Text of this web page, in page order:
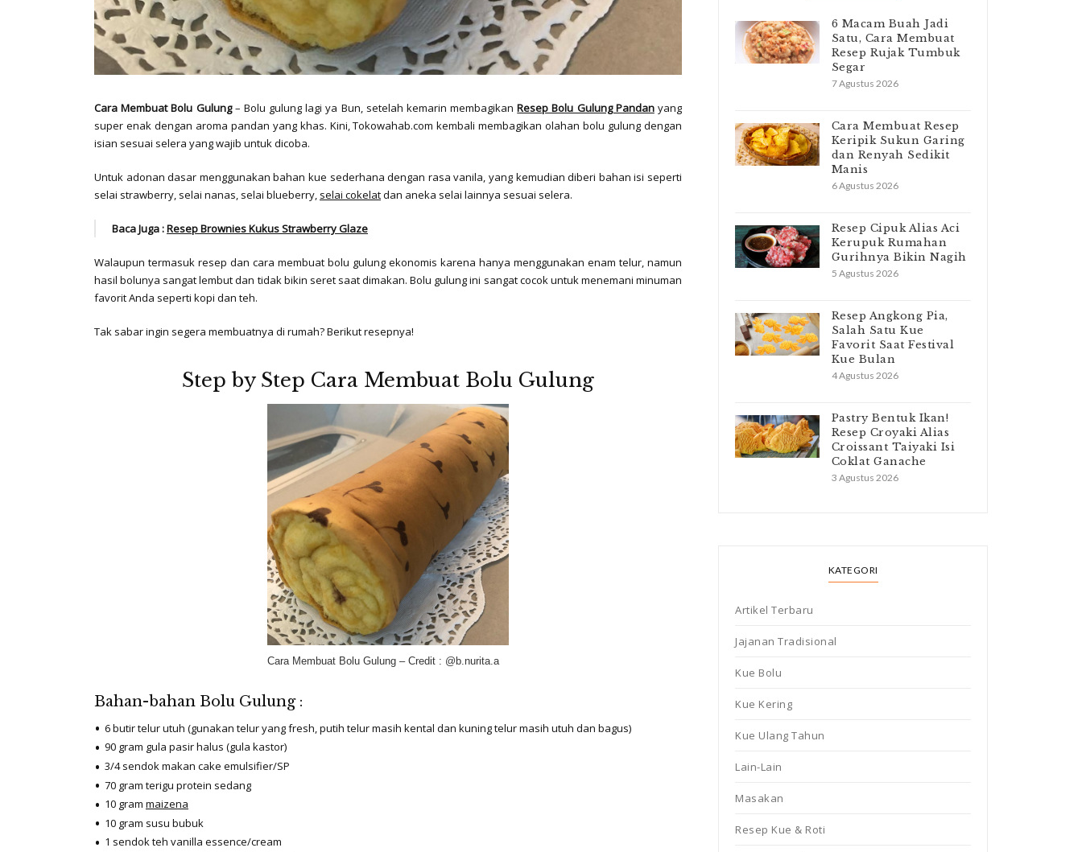
Cara Membuat Bolu Gulung– Bolu gulung lagi ya Bun, setelah kemarin membagikanResep Bolu Gulung Pandanyang
super enak dengan aroma pandan yang khas. Kini, Tokowahab.com kembali membagikan olahan bolu gulung dengan
isian sesuai selera yang wajib untuk dicoba.
Untuk adonan dasar menggunakan bahan kue sederhana dengan rasa vanila, yang kemudian diberi bahan isi seperti
selai strawberry, selai nanas, selai blueberry, selai cokelatdan aneka selai lainnya sesuai selera.
Baca Juga :Resep Brownies Kukus Strawberry Glaze
Walaupun termasuk resep dan cara membuat bolu gulung ekonomis karena hanya menggunakan enam telur, namun
hasil bolunya sangat lembut dan tidak bikin seret saat dimakan. Bolu gulung ini sangat cocok untuk menemani minuman
favorit Anda seperti kopi dan teh.
Tak sabar ingin segera membuatnya di rumah? Berikut resepnya!
Step by Step Cara Membuat Bolu Gulung
Cara Membuat Bolu Gulung – Credit : @b.nurita.a
Bahan-bahan Bolu Gulung :
6 butir telur utuh (gunakan telur yang fresh, putih telur masih kental dan kuning telur masih utuh dan bagus)
90 gram gula pasir halus (gula kastor)
3/4 sendok makan cake emulsifier/SP
70 gram terigu protein sedang
10 gram maizena
10 gram susu bubuk
1 sendok teh vanilla essence/cream
6 Macam Buah Jadi
Satu, Cara Membuat
Resep Rujak Tumbuk
Segar
7 Agustus 2026
Cara Membuat Resep
Keripik Sukun Garing
dan Renyah Sedikit
Manis
6 Agustus 2026
Resep Cipuk Alias Aci
Kerupuk Rumahan
Gurihnya Bikin Nagih
5 Agustus 2026
Resep Angkong Pia,
Salah Satu Kue
Favorit Saat Festival
Kue Bulan
4 Agustus 2026
Pastry Bentuk Ikan!
Resep Croyaki Alias
Croissant Taiyaki Isi
Coklat Ganache
3 Agustus 2026
KATEGORI
Artikel Terbaru
Jajanan Tradisional
Kue Bolu
Kue Kering
Kue Ulang Tahun
Lain-Lain
Masakan
Resep Kue & Roti